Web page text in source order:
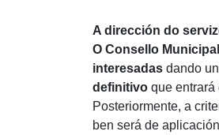
A dirección do
O Consello
interesadas dando un
definitivo que entrará
Posteriormente, a
ben será de